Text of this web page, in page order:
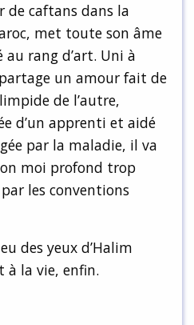
caftans dans la
met toute son âme
rang d’art. Uni à
un amour fait de
de l’autre,
d’un apprenti et aidé
par la maladie, il va
moi profond trop
les conventions
des yeux d’Halim
à la vie, enfin.